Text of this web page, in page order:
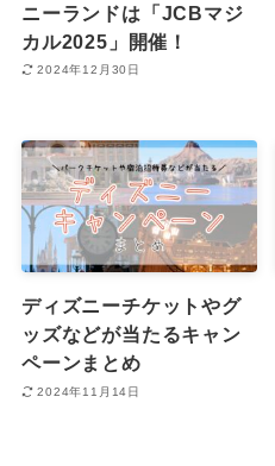
ニーランドは「JCBマジ
カル2025」開催！
2024年12月30日
ディズニーチケットやグ
ッズなどが当たるキャン
ペーンまとめ
2024年11月14日